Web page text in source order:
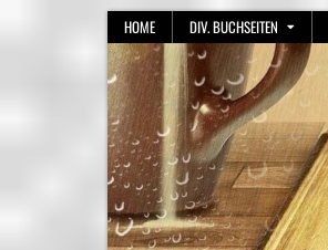
HOME DIV. BUCHSEITEN